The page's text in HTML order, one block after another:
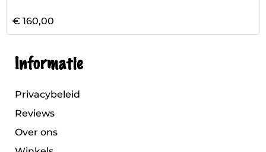
€ 160,00
Informatie
Privacybeleid
Reviews
Over ons